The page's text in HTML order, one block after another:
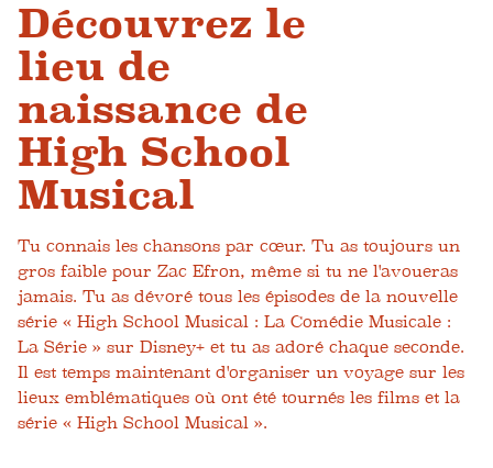
Découvrez le
lieu de
naissance de
High School
Musical
Tu connais les chansons par cœur. Tu as toujours un
gros faible pour Zac Efron, même si tu ne l'avoueras
jamais. Tu as dévoré tous les épisodes de la nouvelle
série « High School Musical : La Comédie Musicale :
La Série » sur Disney+ et tu as adoré chaque seconde.
Il est temps maintenant d'organiser un voyage sur les
lieux emblématiques où ont été tournés les films et la
série « High School Musical ».